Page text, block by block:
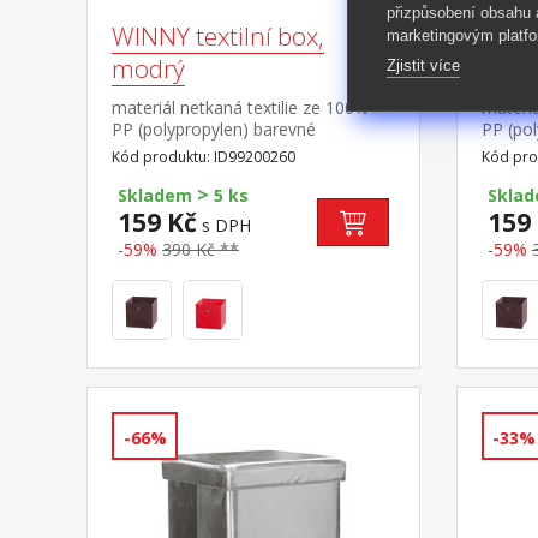
WINNY textilní box,
modrý
materiál netkaná textilie ze 100%
PP (polypropylen) barevné
provedení modrá
Kód produktu: ID99200260
Skladem > 5 ks
159 Kč s DPH
-59% 390 Kč **
PP
Kód
159
-59%
-66% -33%
přizpůsobení obsahu
marketingovým
Zjistit více